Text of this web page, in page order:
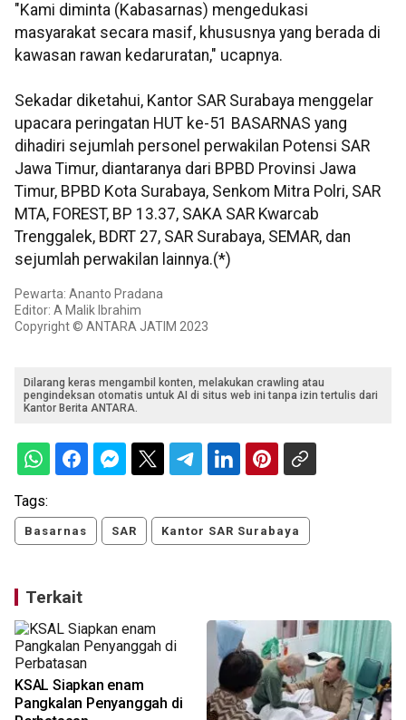
"Kami diminta (Kabasarnas) mengedukasi
masyarakat secara masif, khususnya yang berada di
kawasan rawan kedaruratan," ucapnya.
Sekadar diketahui, Kantor SAR Surabaya menggelar
upacara peringatan HUT ke-51 BASARNAS yang
dihadiri sejumlah personel perwakilan Potensi SAR
Jawa Timur, diantaranya dari BPBD Provinsi Jawa
Timur, BPBD Kota Surabaya, Senkom Mitra Polri, SAR
MTA, FOREST, BP 13.37, SAKA SAR Kwarcab
Trenggalek, BDRT 27, SAR Surabaya, SEMAR, dan
sejumlah perwakilan lainnya.(*)
Pewarta: Ananto Pradana
Editor: A Malik Ibrahim
Copyright © ANTARA JATIM 2023
Dilarang keras mengambil konten, melakukan crawling atau
pengindeksan otomatis untuk AI di situs web ini tanpa izin tertulis dari
Kantor Berita ANTARA.
Tags:
Basarnas SAR Kantor SAR Surabaya
Terkait
KSAL Siapkan enam
Pangkalan Penyanggah di